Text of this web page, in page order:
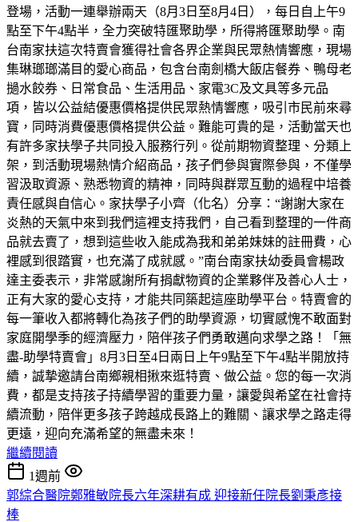
登場，活動一連舉辦兩天（8月3日至8月4日），每日自上午9
點至下午4點半，全力突破特匯聚助學，所得將匯聚助學。南
台南家扶這次特賣會獲得社會各界企業與民眾熱情響應，現場
集琳瑯瑯滿目的愛心商品，包含台南劍橋大飯店餐券、鴨母老
撾水餃券、日常食品、生活用品、家電3C及文具等多元品
項，皆以公益結優惠價格提供民眾熱情響應，吸引市民前來尋
寶，同時消費優惠價格提供公益。難能可貴的是，活動當天也
有許多家扶學子共同投入服務行列。從前期物資整理、分類上
架，到活動現場熱情介紹商品，孩子們參與實際參與，不僅學
習汲取資源、熟悉物資的精神，同時與群眾互動的過程中培養
責任感與自信心。家扶學子小齊（化名）分享：“謝謝大家在
炎熱的天氣中來到我們這裡支持我們，自己看到整理的一件商
品就去賣了，想到這些收入能成為我和弟弟妹妹的註冊費，心
裡感到很踏實，也充滿了成就感。”南台南家扶幼委員會楊政
達主委表示，非常感謝所有捐獻物資的企業夥伴及善心人士，
正有大家的愛心支持，才能共同築起這座助學平台。特賣會的
每一筆收入都將轉化為孩子們的助學資源，切實感愧不敢面對
家庭開學季的經濟壓力，陪伴孩子們勇敢邁向求學之路！「無
盡-助學特賣會」8月3日至4日兩日上午9點至下午4點半開放持
續，誠摯邀請台南鄉親相揪來逛特賣、做公益。您的每一次消
費，都是支持孩子持續學習的重要力量，讓愛與希望在社會持
續流動，陪伴更多孩子跨越成長路上的難關、讓求學之路走得
更遠，迎向充滿希望的無盡未來！
繼續閱讀
1週前
郭綜合醫院鄭雅敏院長六年深耕有成 迎接新任院長劉秉彥接
棒